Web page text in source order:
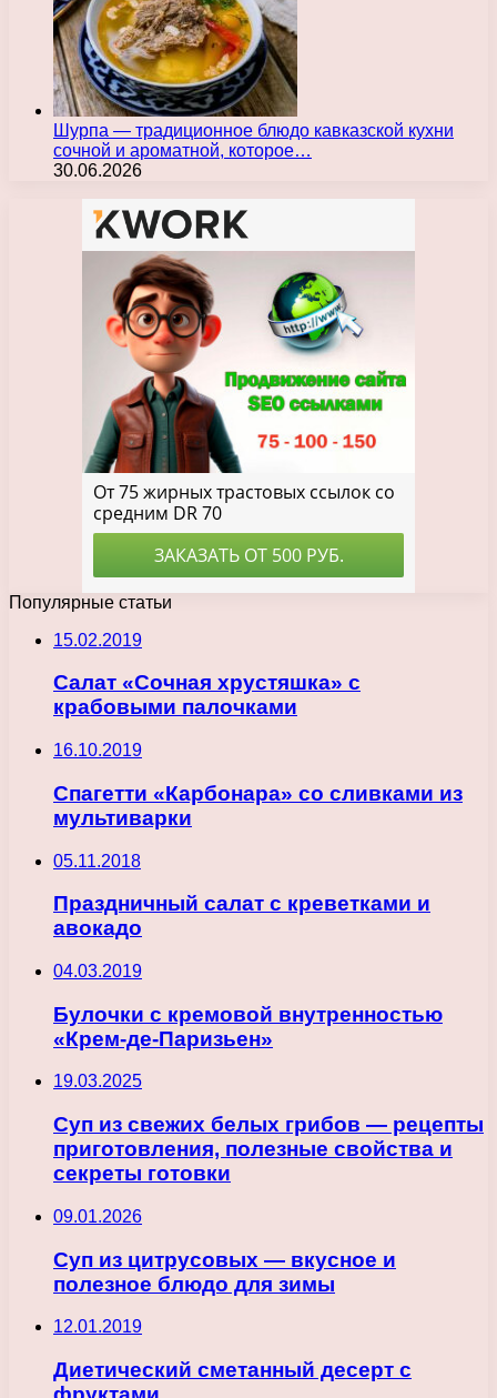
Шурпа — традиционное блюдо кавказской кухни
сочной и ароматной, которое…
30.06.2026
Популярные статьи
15.02.2019
Салат «Сочная хрустяшка» с
крабовыми палочками
16.10.2019
Спагетти «Карбонара» со сливками из
мультиварки
05.11.2018
Праздничный салат с креветками и
авокадо
04.03.2019
Булочки с кремовой внутренностью
«Крем-де-Паризьен»
19.03.2025
Суп из свежих белых грибов — рецепты
приготовления, полезные свойства и
секреты готовки
09.01.2026
Суп из цитрусовых — вкусное и
полезное блюдо для зимы
12.01.2019
Диетический сметанный десерт с